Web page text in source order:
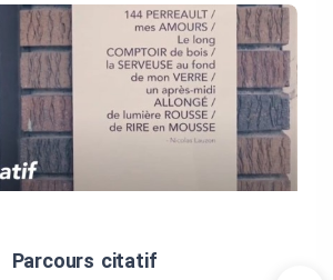
Parcours citatif